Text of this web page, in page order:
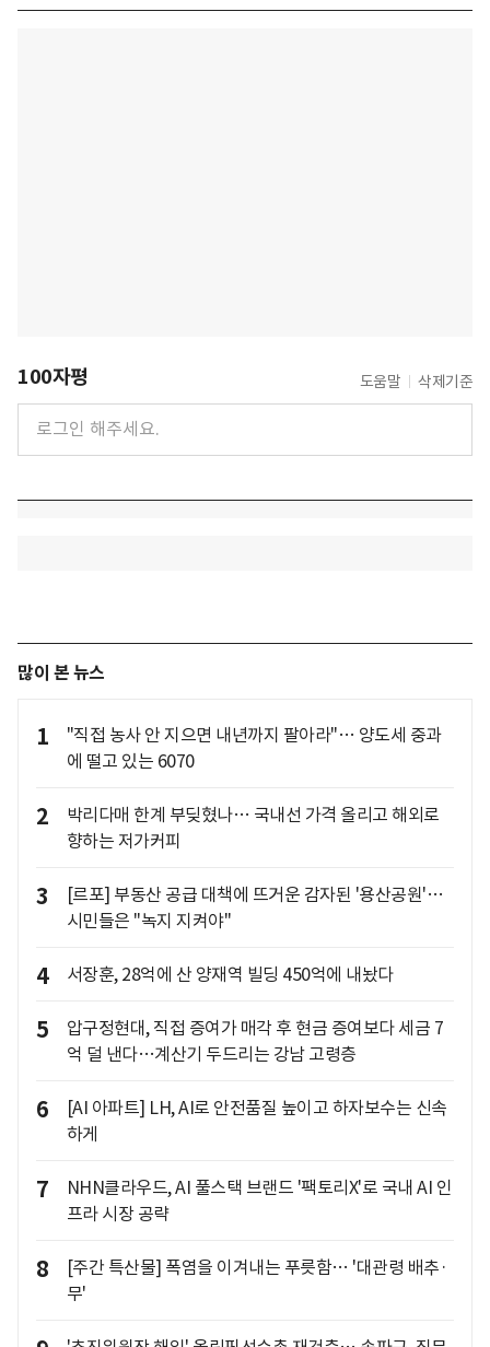
100자평 도움말 삭제기준
많이 본 뉴스
1
"직접 농사 안 지으면 내년까지 팔아라"… 양도세 중과
에 떨고 있는 6070
2
박리다매 한계 부딪혔나… 국내선 가격 올리고 해외로
향하는 저가커피
3
[르포] 부동산 공급 대책에 뜨거운 감자된 '용산공원'…
시민들은 "녹지 지켜야"
4 서장훈, 28억에 산 양재역 빌딩 450억에 내놨다
5
압구정현대, 직접 증여가 매각 후 현금 증여보다 세금 7
억 덜 낸다…계산기 두드리는 강남 고령층
6
[AI 아파트] LH, AI로 안전품질 높이고 하자보수는 신속
하게
7
NHN클라우드, AI 풀스택 브랜드 '팩토리X'로 국내 AI 인
프라 시장 공략
8
[주간 특산물] 폭염을 이겨내는 푸릇함… '대관령 배추·
무'